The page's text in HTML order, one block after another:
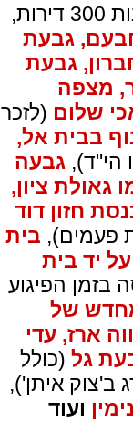
(שתמורתה הבטיח לבנות 300 דירות,
גבעת
גבעת
מצפה
שלום (לזכר
בבית אל,
הי"ד), גבעה
גאולת ציון,
חזון דוד
פעמים), בית
יד בית
בזמן הפיגוע
מחדש של
ארז, עדי
גל (כולל
ב'צוק איתן'),
ועוד